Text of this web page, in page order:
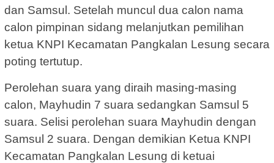
dan Samsul. Setelah muncul dua calon nama
calon pimpinan sidang melanjutkan pemilihan
ketua KNPI Kecamatan Pangkalan Lesung secara
poting tertutup.
Perolehan suara yang diraih masing-masing
calon, Mayhudin 7 suara sedangkan Samsul 5
suara. Selisi perolehan suara Mayhudin dengan
Samsul 2 suara. Dengan demikian Ketua KNPI
Kecamatan Pangkalan Lesung di ketuai